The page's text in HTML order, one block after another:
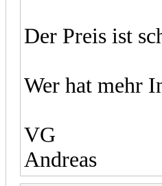
Der Preis ist
Wer hat mehr
VG
Andreas